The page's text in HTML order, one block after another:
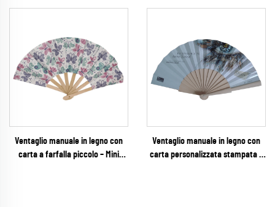
glamour per matrimoni, feste di
per eventi
foglia d'oro stampata, ideale per
ospitalità
Ventaglio manuale in legno con
carta a farfalla piccolo – Mini
Ventaglio manuale in legno con
carta personalizzata stampata –